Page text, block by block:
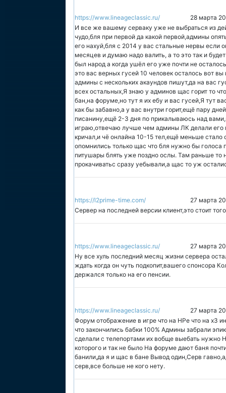
https://www.lineageclassic.ru/
28 марта
И все же вашему серваку уже не выбраться из
чудо,бля при первой да какой первой,админы
его нахуй,бля с 2014 у вас стальные нервы если
месяцев и думаю надо валить, а то это так и
был народ а когда ушёл его уже почти не
это вас верных гусей 10 человек осталось вот
админы с нескольких акаундов пишут,да на вас
всех остальных,Я знаю у админов щас горит то
бан,на форуме,но тут я их ебу и вас гусей,Я тут
как бы забавно,а у вас внутри горит,ещё пару
писанину,ещё 2-3 дня по прикалываюсь над
играю,отвечаю лучше чем админы ЛК делали его
кричал,и чё онлайна 10-15 тел,ещё меньше стало
опомнились только щас что бля нужно бы голоса
питушары блять уже поздно ослы. Там раньше то
прокачиватьс сразу уебывали,а щас то уж
https://l2prime-time.com/
27 марта
Сервер на последней версии клиент,это стоит
https://www.lineageclassic.ru/
27 марта
Ну все хуль последний месяц жизни сервера
ждать когда он чуть подкопит,вашего спонсора
держался только на его пенсии.
https://www.lineageclassic.ru/
27 марта
Форум отображение в игре что на НРе что на х3
что закончились бабки 100% Админы забрали
сделали с телепортами их вобще выебать нужно
которого и так не было На форуме дают баня
банили,да я и щас в бане Вывод один,Серв
серв,все больше не кого нету.